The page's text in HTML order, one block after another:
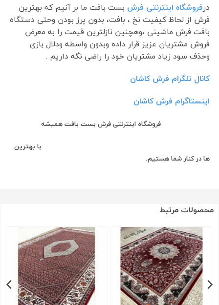
درفروشگاه اینترنتی فرش بست بافت ما بر آنیم که بهترین
فرش از لحاظ کیفیت نخ ، بافت، بدون پرز بودن وحتی دستگاه
بافت فرش ماشینی ،وهچنین نازلترین قیمت را به معرض
فروش مشتریان عزیز قرار داده وبدون واسطه ودلال بازی
وحذف سود زیاد مشتریان خود را راضی نگه داریم .
کانال تلگرام فرش کاشان
اینستاگرام فرش کاشان
فروشگاه اینترنتی فرش بست بافت همیشه
با بهترین
ها در کنار شما هستیم.
محصولات مرتبط